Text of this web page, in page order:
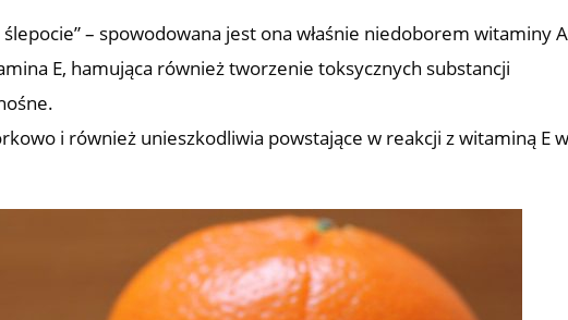
– spowodowana jest ona właśnie niedoborem witaminy
E, hamująca również tworzenie toksycznych substancji
i również unieszkodliwia powstające w reakcji z witaminą E